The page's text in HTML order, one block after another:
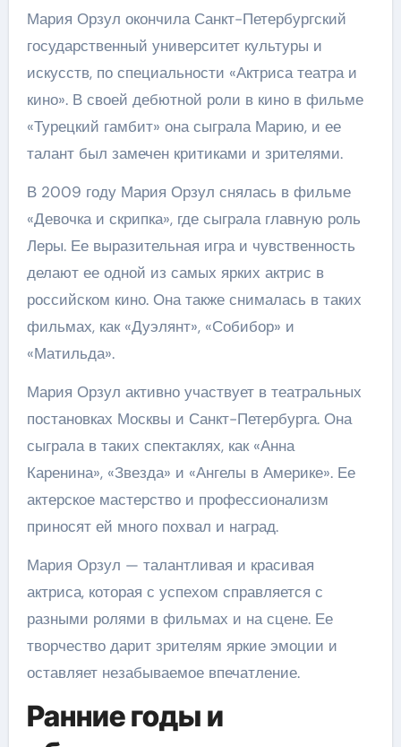
Мария Орзул окончила Санкт-Петербургский
государственный университет культуры и
искусств, по специальности «Актриса театра и
кино». В своей дебютной роли в кино в фильме
«Турецкий гамбит» она сыграла Марию, и ее
талант был замечен критиками и зрителями.
В 2009 году Мария Орзул снялась в фильме
«Девочка и скрипка», где сыграла главную роль
Леры. Ее выразительная игра и чувственность
делают ее одной из самых ярких актрис в
российском кино. Она также снималась в таких
фильмах, как «Дуэлянт», «Собибор» и
«Матильда».
Мария Орзул активно участвует в театральных
постановках Москвы и Санкт-Петербурга. Она
сыграла в таких спектаклях, как «Анна
Каренина», «Звезда» и «Ангелы в Америке». Ее
актерское мастерство и профессионализм
приносят ей много похвал и наград.
Мария Орзул — талантливая и красивая
актриса, которая с успехом справляется с
разными ролями в фильмах и на сцене. Ее
творчество дарит зрителям яркие эмоции и
оставляет незабываемое впечатление.
Ранние годы и